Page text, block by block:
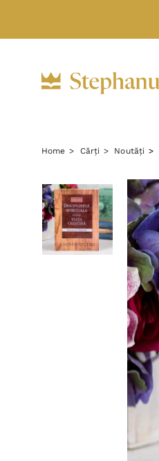
Home Cărți Noutăți